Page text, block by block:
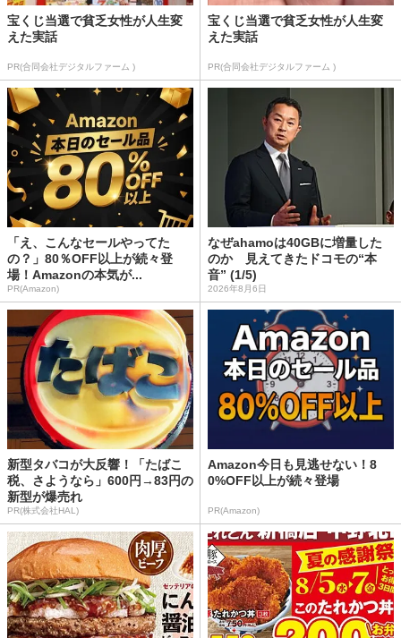
宝くじ当選で貧乏女性が人生変
えた実話
PR(合同会社デジタルファーム )
宝くじ当選で貧乏女性が人生変
えた実話
PR(合同会社デジタルファーム )
「え、こんなセールやってた
の？」80％OFF以上が続々登
場！Amazonの本気が...
PR(Amazon)
なぜahamoは40GBに増量した
のか 見えてきたドコモの“本
音” (1/5)
2026年8月6日
新型タバコが大反響！「たばこ
税、さようなら」600円→83円の
新型が爆売れ
PR(株式会社HAL)
Amazon今日も見逃せない！8
0%OFF以上が続々登場
PR(Amazon)